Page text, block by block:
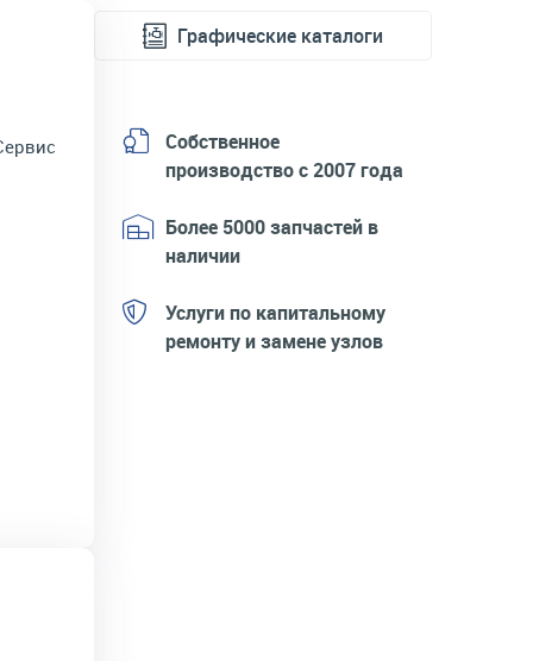
Графические каталоги
Собственное
производство с 2007 года
Более 5000 запчастей в
наличии
Услуги по капитальному
ремонту и замене узлов